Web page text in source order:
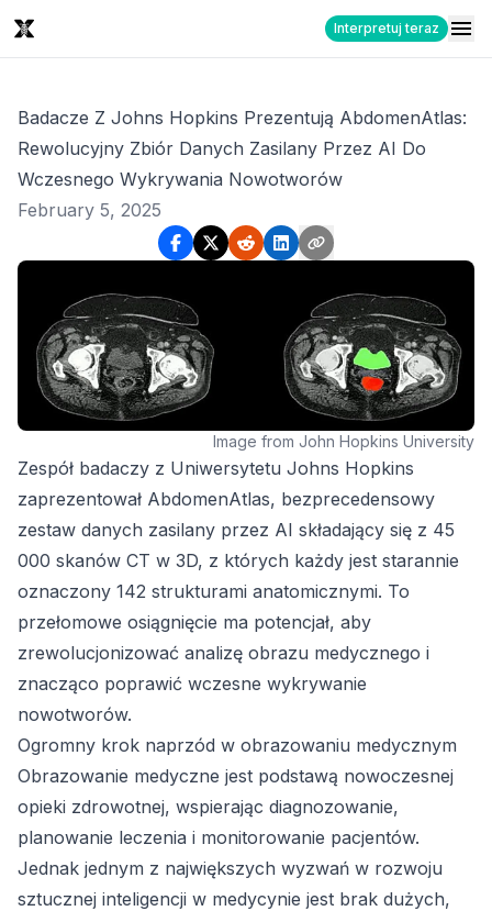
Interpretuj teraz
Badacze Z Johns Hopkins Prezentują AbdomenAtlas:
Rewolucyjny Zbiór Danych Zasilany Przez AI Do
Wczesnego Wykrywania Nowotworów
February 5, 2025
Image from John Hopkins University
Zespół badaczy z Uniwersytetu Johns Hopkins
zaprezentował AbdomenAtlas, bezprecedensowy
zestaw danych zasilany przez AI składający się z 45
000 skanów CT w 3D, z których każdy jest starannie
oznaczony 142 strukturami anatomicznymi. To
przełomowe osiągnięcie ma potencjał, aby
zrewolucjonizować analizę obrazu medycznego i
znacząco poprawić wczesne wykrywanie
nowotworów.
Ogromny krok naprzód w obrazowaniu medycznym
Obrazowanie medyczne jest podstawą nowoczesnej
opieki zdrowotnej, wspierając diagnozowanie,
planowanie leczenia i monitorowanie pacjentów.
Jednak jednym z największych wyzwań w rozwoju
sztucznej inteligencji w medycynie jest brak dużych,